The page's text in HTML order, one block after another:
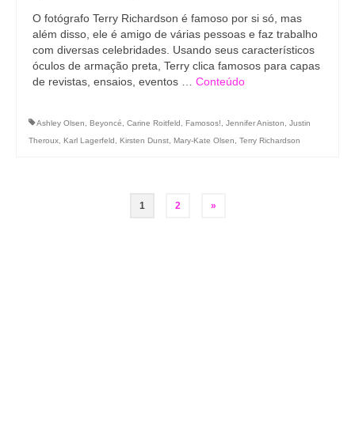
O fotógrafo Terry Richardson é famoso por si só, mas
além disso, ele é amigo de várias pessoas e faz trabalho
com diversas celebridades. Usando seus característicos
óculos de armação preta, Terry clica famosos para capas
de revistas, ensaios, eventos … Conteúdo
Ashley Olsen, Beyoncé, Carine Roitfeld , Famosos!, Jennifer Aniston, Justin
Theroux, Karl Lagerfeld , Kirsten Dunst, Mary-Kate Olsen, Terry Richardson
1 2 »